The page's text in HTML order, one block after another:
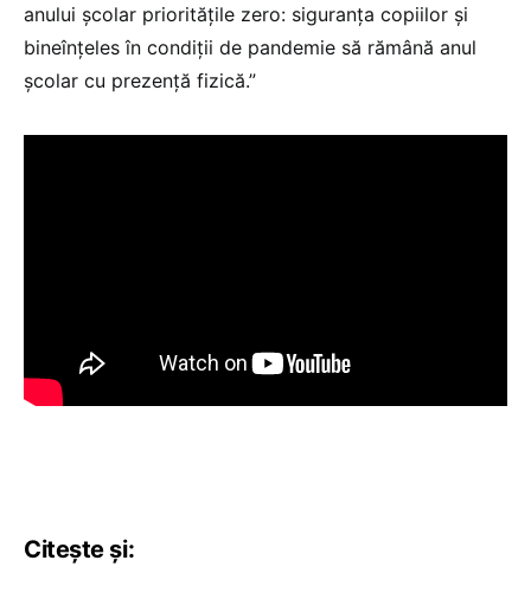
anului şcolar priorităţile zero: siguranţa copiilor şi
bineînţeles în condiţii de pandemie să rămână anul
şcolar cu prezenţă fizică.”
Citește și: